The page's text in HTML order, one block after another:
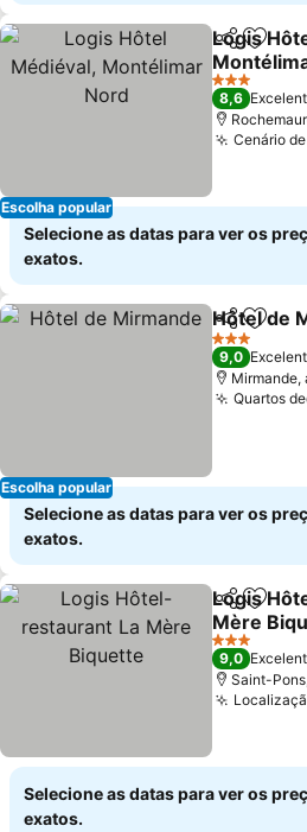
Escolha popular
Partilhar
Logis
Ver preços
3 Estrelas
8,6
Cenário
Selecione as datas para ver os
exatos.
Escolha popular
Partilhar
Hôtel de
3 Estrelas
9,0
Mirmande,
Quartos
Selecione as datas para ver os
exatos.
Partilhar
Logis
Mère
Ver preços
3 Estrelas
9,0
Saint-
Selecione as datas para ver os
exatos.